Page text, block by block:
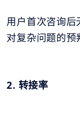
用户首次咨询后
对复杂问题的预
2. 转接率